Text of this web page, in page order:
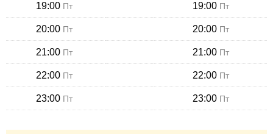
19:00 Пт 19:00 Пт
20:00 Пт 20:00 Пт
21:00 Пт 21:00 Пт
22:00 Пт 22:00 Пт
23:00 Пт 23:00 Пт